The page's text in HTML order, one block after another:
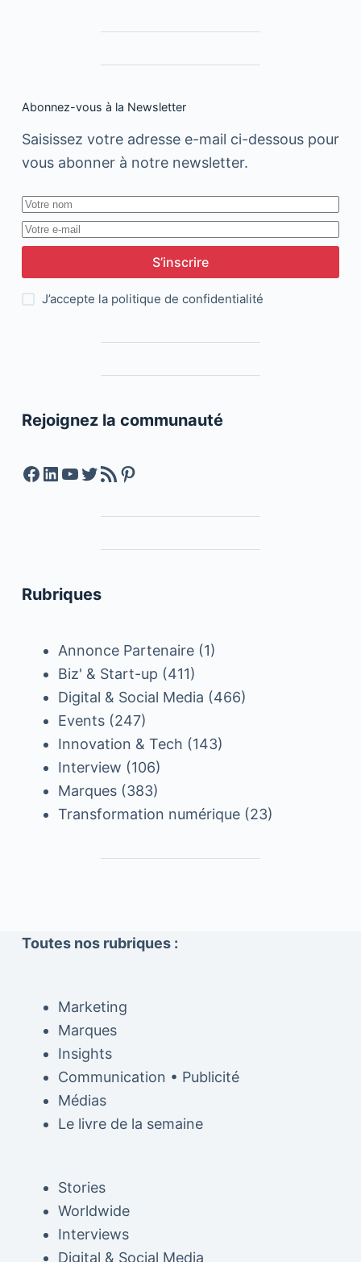
Abonnez-vous à la Newsletter
Saisissez votre adresse e-mail ci-dessous pour
vous abonner à notre newsletter.
S’inscrire
J’accepte la politique de confidentialité
Rejoignez la communauté
Facebook
LinkedIn
YouTube
Twitter
Feed RSSPinterest
Rubriques
Annonce Partenaire(1)
Biz' & Start-up (411)
Digital & Social Media (466)
Events(247)
Innovation & Tech (143)
Interview (106)
Marques(383)
Transformation numérique(23)
Toutes nos rubriques :
Marketing
Marques
Insights
Communication • Publicité
Médias
Le livre de la semaine
Stories
Worldwide
Interviews
Digital & Social Media